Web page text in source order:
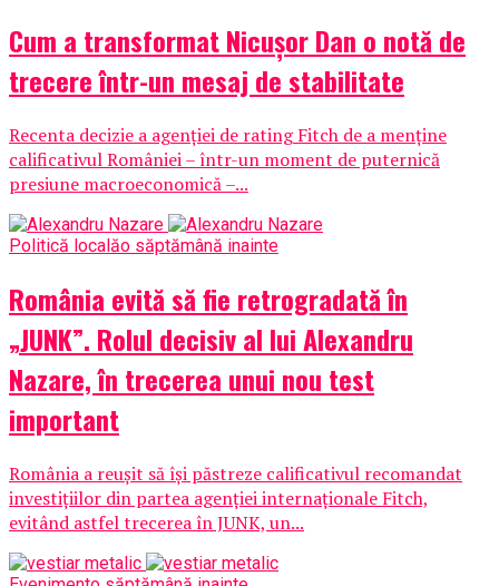
Cum a transformat Nicușor Dan o notă de
trecere într-un mesaj de stabilitate
Recenta decizie a agenției de rating Fitch de a menține
calificativul României – într-un moment de puternică
presiune macroeconomică –...
Politică localăo săptămână inainte
România evită să fie retrogradată în
„JUNK”. Rolul decisiv al lui Alexandru
Nazare, în trecerea unui nou test
important
România a reușit să își păstreze calificativul recomandat
investițiilor din partea agenției internaționale Fitch,
evitând astfel trecerea în JUNK, un...